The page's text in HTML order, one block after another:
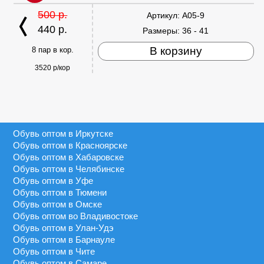
500 р.
440 р.
8 пар в кор.
3520 р/кор
Артикул:A05-9
Размеры:36 - 41
В корзину
Обувь оптом в Иркутске
Обувь оптом в Красноярске
Обувь оптом в Хабаровске
Обувь оптом в Челябинске
Обувь оптом в Уфе
Обувь оптом в Тюмени
Обувь оптом в Омске
Обувь оптом во Владивостоке
Обувь оптом в Улан-Удэ
Обувь оптом в Барнауле
Обувь оптом в Чите